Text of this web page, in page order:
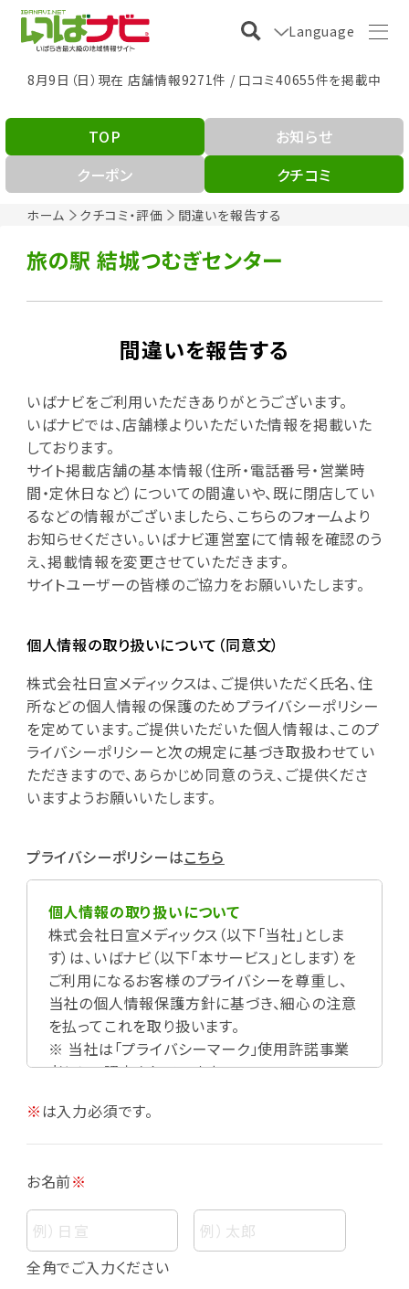
Language
8月9日（日）現在 店舗情報9271件 / 口コミ40655件を掲載中
ホーム クチコミ・評価 間違いを報告する
TOP
お知らせ
クーポン
クチコミ
旅の駅 結城つむぎセンター
間違いを報告する
いばナビをご利用いただきありがとうございます。
いばナビでは、店舗様よりいただいた情報を掲載いた
しております。
サイト掲載店舗の基本情報（住所・電話番号・営業時
間・定休日など）についての間違いや、既に閉店してい
るなどの情報がございましたら、こちらのフォームより
お知らせください。いばナビ運営室にて情報を確認のう
え、掲載情報を変更させていただきます。
サイトユーザーの皆様のご協力をお願いいたします。
個人情報の取り扱いについて（同意文）
株式会社日宣メディックスは、ご提供いただく氏名、住
所などの個人情報の保護のためプライバシーポリシー
を定めています。ご提供いただいた個人情報は、このプ
ライバシーポリシーと次の規定に基づき取扱わせてい
ただきますので、あらかじめ同意のうえ、ご提供くださ
いますようお願いいたします。
プライバシーポリシーはこちら
個人情報の取り扱いについて
株式会社日宣メディックス（以下「当社」としま
す）は、いばナビ（以下「本サービス」とします）を
ご利用になるお客様のプライバシーを尊重し、
当社の個人情報保護方針に基づき、細心の注意
を払ってこれを取り扱います。
※ 当社は「プライバシーマーク」使用許諾事業
者として認定されています。
個人情報
個人情報とは、お客様個人に関する情報であっ
て、当該情報を構成する氏名、住所、電話番号、
※は入力必須です。
お名前※
全角でご入力ください